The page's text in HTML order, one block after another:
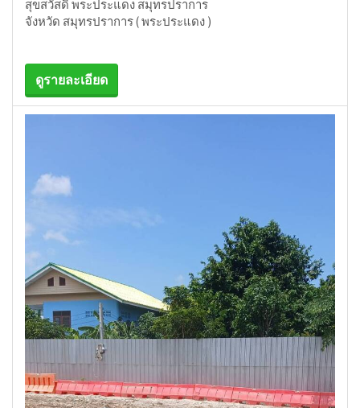
สุขสวัสดิ์ พระประแดง สมุทรปราการ
จังหวัด สมุทรปราการ ( พระประแดง )
ดูรายละเอียด